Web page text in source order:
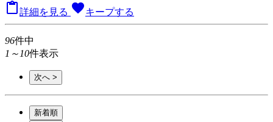
詳細を見る favoriteキープする
96件中
1～10件表示
次へ >
新着順